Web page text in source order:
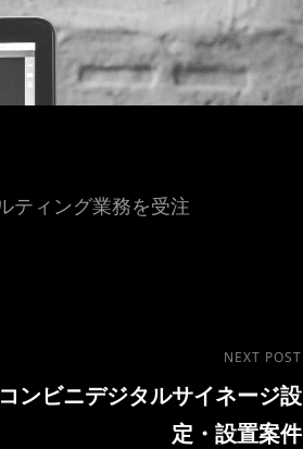
ティング業務を受注
NEXT POST
ンビニデジタルサイネージ設
定・設置案件